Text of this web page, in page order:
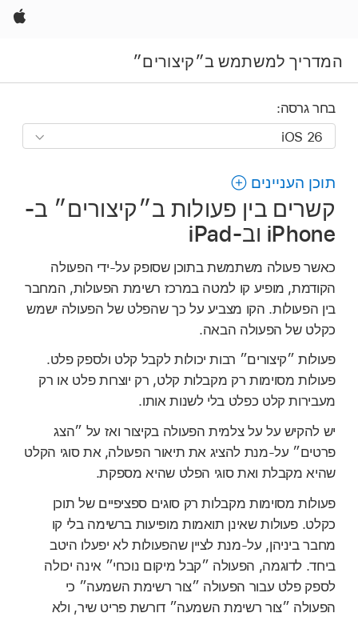
Apple
המדריך למשתמש ב״קיצורים״
בחר גרסה:
תוכן העניינים
קשרים בין פעולות ב״קיצורים״ ב-
iPhone וב-iPad
כאשר פעולה משתמשת בתוכן שסופק על-ידי הפעולה
הקודמת, מופיע קו למטה במרכז רשימת הפעולות, המחבר
בין הפעולות. הקו מצביע על כך שהפלט של הפעולה ישמש
כקלט של הפעולה הבאה.
פעולות ״קיצורים״ רבות יכולות לקבל קלט ולספק פלט.
פעולות מסוימות רק מקבלות קלט, רק יוצרות פלט או רק
מעבירות קלט כפלט בלי לשנות אותו.
יש להקיש על על צלמית הפעולה בקיצור ואז על ״הצג
פרטים״ על-מנת להציג את תיאור הפעולה, את סוגי הקלט
שהיא מקבלת ואת סוגי הפלט שהיא מספקת.
פעולות מסוימות מקבלות רק סוגים ספציפיים של תוכן
כקלט. פעולות שאינן תואמות מופיעות ברשימה בלי קו
מחבר ביניהן, על-מנת לציין שהפעולות לא יפעלו היטב
ביחד. לדוגמה, הפעולה ״קבל מיקום נוכחי״ אינה יכולה
לספק פלט עבור הפעולה ״צור רשימת השמעה״ כי
הפעולה ״צור רשימת השמעה״ דורשת פריט שיר, ולא